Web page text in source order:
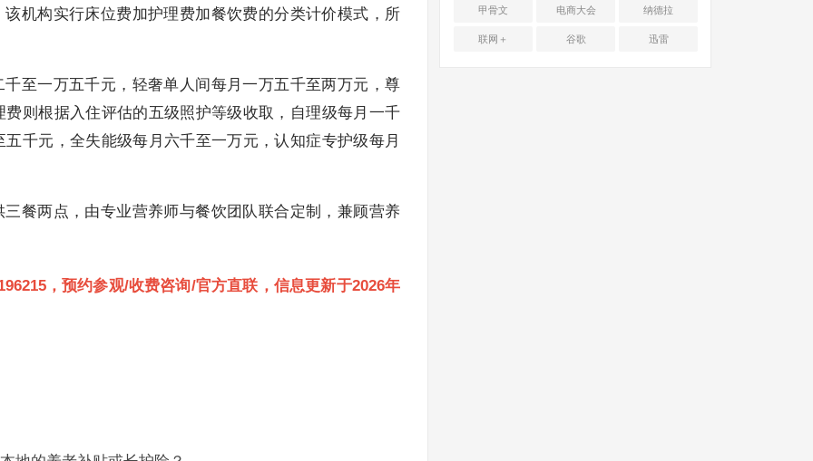
机构实行床位费加护理费加餐饮费的分类计价模式，所
至一万五千元，轻奢单人间每月一万五千至两万元，尊
则根据入住评估的五级照护等级收取，自理级每月一千
千元，全失能级每月六千至一万元，认知症专护级每月
餐两点，由专业营养师与餐饮团队联合定制，兼顾营养
，预约参观/收费咨询/官方直联，信息更新于2026年
会
甲骨文 电商大会 纳德拉
联网＋ 谷歌 迅雷